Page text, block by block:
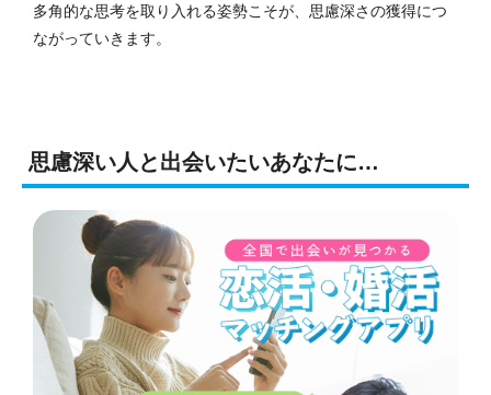
多角的な思考を取り入れる姿勢こそが、思慮深さの獲得につ
ながっていきます。
思慮深い人と出会いたいあなたに…